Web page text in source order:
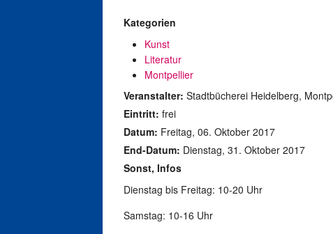
Kategorien
Kunst
Literatur
Montpellier
Veranstalter: Stadtbücherei Heidelberg,
Eintritt: frei
Datum: Freitag, 06. Oktober 2017
End-Datum: Dienstag, 31. Oktober 2017
Sonst, Infos
Dienstag bis Freitag: 10-20 Uhr
Samstag: 10-16 Uhr